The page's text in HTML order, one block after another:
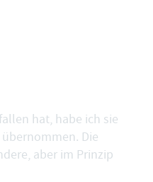
hat, habe ich sie
Die
aber im Prinzip